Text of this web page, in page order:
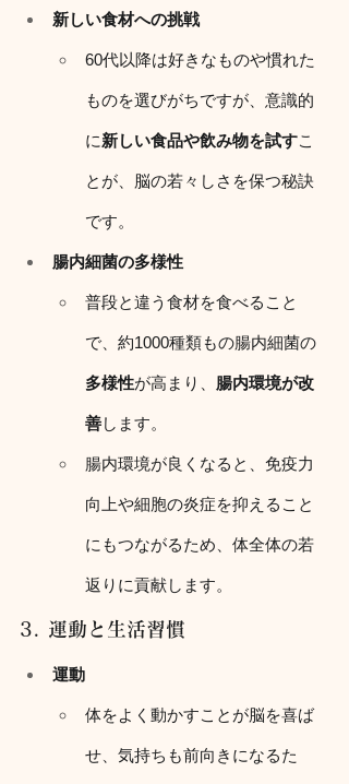
新しい食材への挑戦
60代以降は好きなものや慣れた
ものを選びがちですが、意識的
に新しい食品や飲み物を試すこ
とが、脳の若々しさを保つ秘訣
です。
腸内細菌の多様性
普段と違う食材を食べること
で、約1000種類もの腸内細菌の
多様性が高まり、 腸内環境が改
善します。
腸内環境が良くなると、免疫力
向上や細胞の炎症を抑えること
にもつながるため、体全体の若
返りに貢献します。
3. 運動と生活習慣
運動
体をよく動かすことが脳を喜ば
せ、気持ちも前向きになるた